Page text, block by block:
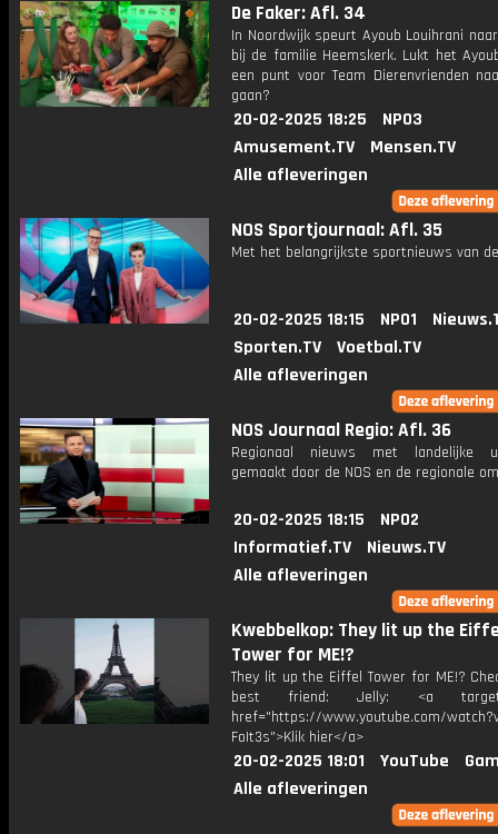
De Faker: Afl. 34
In Noordwijk speurt Ayoub Louihrani
bij de familie Heemskerk. Lukt het
een punt voor Team Dierenvrienden
gaan?
20-02-2025 18:25
NPO3
Amusement.TV
Mensen.TV
Alle afleveringen
NOS Sportjournaal: Afl. 35
Met het belangrijkste sportnieuws van
20-02-2025 18:15 NPO1
Sporten.TV
Voetbal.TV
Alle afleveringen
NOS Journaal Regio: Afl. 36
Regionaal nieuws met landelijke
gemaakt door de NOS en de regionale
20-02-2025 18:15
NPO2
Informatief.TV
Nieuws.TV
Alle afleveringen
Kwebbelkop: They lit up the
Tower for ME!?
They lit up the Eiffel Tower for ME!?
best friend: Jelly: <a
href="https://www.youtube.com/
FoIt3s">Klik hier</a>
20-02-2025 18:01 YouTube
Alle afleveringen